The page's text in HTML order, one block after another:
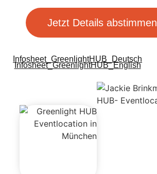
Jetzt Details abstimmen
Infosheet_GreenlightHUB_Deutsch
Infosheet_GreenlightHUB_English